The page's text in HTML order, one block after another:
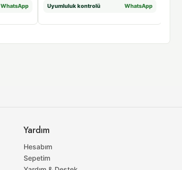
WhatsApp Uyumluluk kontrolü WhatsApp
Yardım
Hesabım
Sepetim